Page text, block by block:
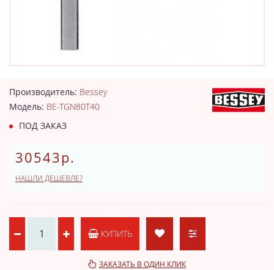
Производитель: Bessey
Модель: BE-TGN80T40
ПОД ЗАКАЗ
30543р.
НАШЛИ ДЕШЕВЛЕ?
КУПИТЬ
ЗАКАЗАТЬ В ОДИН КЛИК